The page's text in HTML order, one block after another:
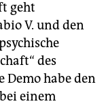
geht
V. und den
des
Demo habe den
einem